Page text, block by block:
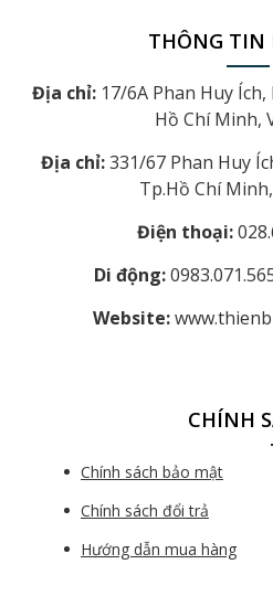
THÔNG TIN
Địa chỉ: 17/6A Phan Huy
Hồ Chí Minh,
Địa chỉ:331/67 Phan Huy
Tp.Hồ Chí
Điện thoại:
Di động:
Website:
CHÍNH
Chính sách bảo mật
Chính sách đổi trả
Hướng dẫn mua hàng